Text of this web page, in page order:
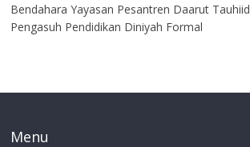
Bendahara Yayasan Pesantren Daarut Tauhiid
Pengasuh Pendidikan Diniyah Formal
Menu